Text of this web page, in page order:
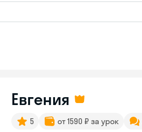
Евгения
5 от 1590 ₽ за урок